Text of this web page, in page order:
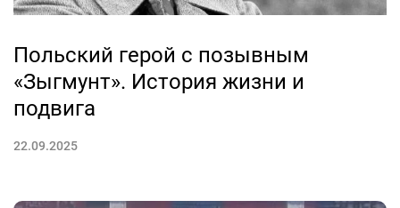
Польский герой с позывным
«Зыгмунт». История жизни и
подвига
22.09.2025